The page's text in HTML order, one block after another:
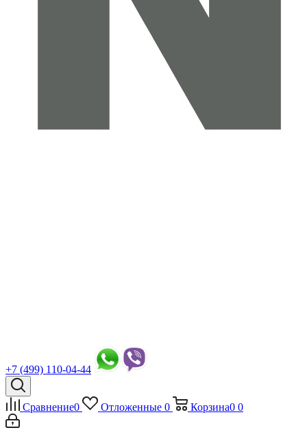
+7 (499) 110-04-44
Сравнение0 Отложенные 0 Корзина0 0